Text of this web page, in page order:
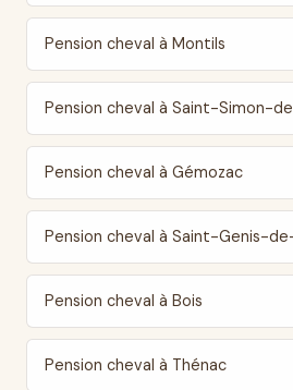
Pension cheval à Montils
Pension cheval à Saint-Simon-
Pension cheval à Gémozac
Pension cheval à Saint-Genis-
Pension cheval à Bois
Pension cheval à Thénac